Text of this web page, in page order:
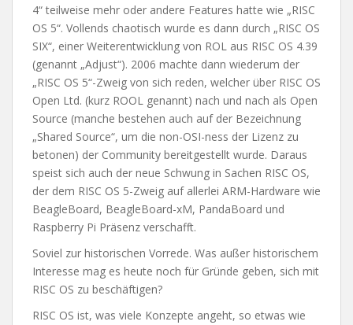
4“ teilweise mehr oder andere Features hatte wie „RISC
OS 5“. Vollends chaotisch wurde es dann durch „RISC OS
SIX“, einer Weiterentwicklung von ROL aus RISC OS 4.39
(genannt „Adjust“). 2006 machte dann wiederum der
„RISC OS 5“-Zweig von sich reden, welcher über RISC OS
Open Ltd. (kurz ROOL genannt) nach und nach als Open
Source (manche bestehen auch auf der Bezeichnung
„Shared Source“, um die non-OSI-ness der Lizenz zu
betonen) der Community bereitgestellt wurde. Daraus
speist sich auch der neue Schwung in Sachen RISC OS,
der dem RISC OS 5-Zweig auf allerlei ARM-Hardware wie
BeagleBoard, BeagleBoard-xM, PandaBoard und
Raspberry Pi Präsenz verschafft.
Soviel zur historischen Vorrede. Was außer historischem
Interesse mag es heute noch für Gründe geben, sich mit
RISC OS zu beschäftigen?
RISC OS ist, was viele Konzepte angeht, so etwas wie